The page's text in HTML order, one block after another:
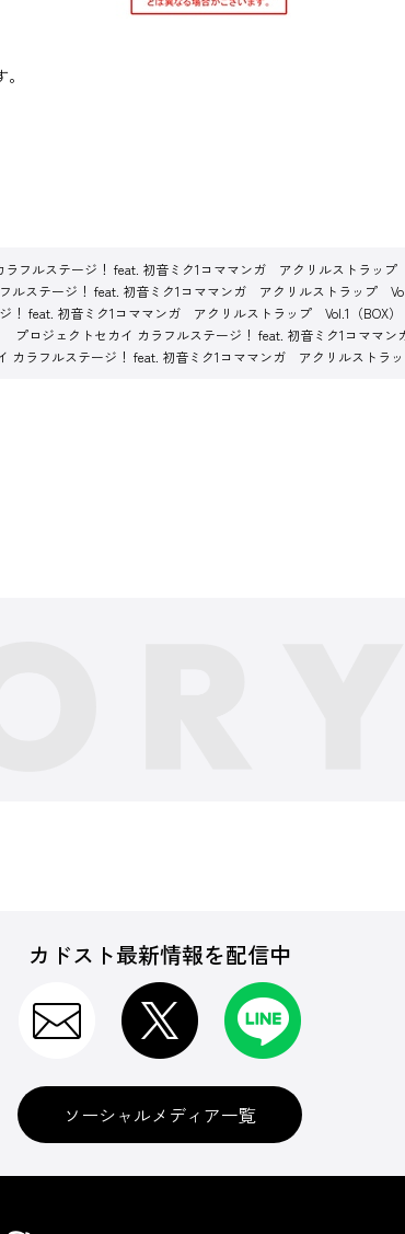
ラフルステージ！ feat. 初音ミク1コママンガ アクリルストラップ
ルステージ！ feat. 初音ミク1コママンガ アクリルストラップ
！ feat. 初音ミク1コママンガ アクリルストラップ Vol.1（BOX）
プロジェクトセカイ カラフルステージ！ feat. 初音ミク1コママ
カラフルステージ！ feat. 初音ミク1コママンガ アクリルストラ
カドスト最新情報を配信中
ソーシャルメディア一覧